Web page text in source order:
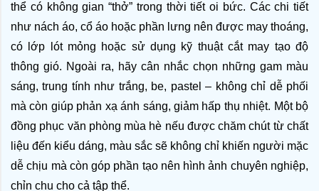
thể có không gian “thở” trong thời tiết oi bức. Các chi tiết
như nách áo, cổ áo hoặc phần lưng nên được may thoáng,
có lớp lót mỏng hoặc sử dụng kỹ thuật cắt may tạo độ
thông gió. Ngoài ra, hãy cân nhắc chọn những gam màu
sáng, trung tính như trắng, be, pastel – không chỉ dễ phối
mà còn giúp phản xạ ánh sáng, giảm hấp thụ nhiệt. Một bộ
đồng phục văn phòng mùa hè nếu được chăm chút từ chất
liệu đến kiểu dáng, màu sắc sẽ không chỉ khiến người mặc
dễ chịu mà còn góp phần tạo nên hình ảnh chuyên nghiệp,
chỉn chu cho cả tập thể.